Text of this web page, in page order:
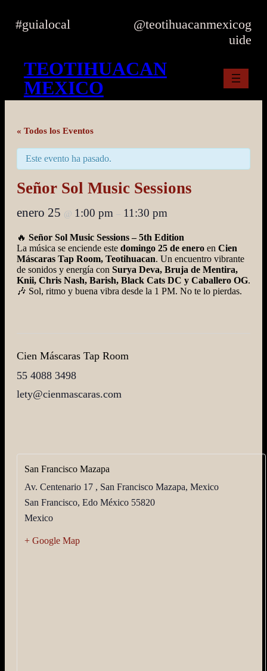
content
#guialocal
@teotihuacanmexicog
uide
TEOTIHUACAN
MEXICO
« Todos los Eventos
Este evento ha pasado.
Señor Sol Music Sessions
enero 25 @ 1:00 pm – 11:30 pm
🔥 Señor Sol Music Sessions – 5th Edition
La música se enciende este domingo 25 de enero en Cien
Máscaras Tap Room, Teotihuacan. Un encuentro vibrante
de sonidos y energía con Surya Deva, Bruja de Mentira,
Knii, Chris Nash, Barish, Black Cats DC y Caballero OG.
🎶 Sol, ritmo y buena vibra desde la 1 PM. No te lo pierdas.
Cien Máscaras Tap Room
55 4088 3498
lety@cienmascaras.com
San Francisco Mazapa
Av. Centenario 17 , San Francisco Mazapa, Mexico
San Francisco, Edo México 55820
Mexico
+ Google Map